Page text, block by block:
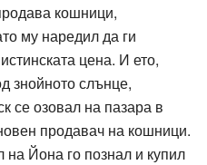
кошници,
му наредил да ги
цена. И ето,
знойното слънце,
се озовал на пазара в
продавач на кошници.
Йона го познал и купил